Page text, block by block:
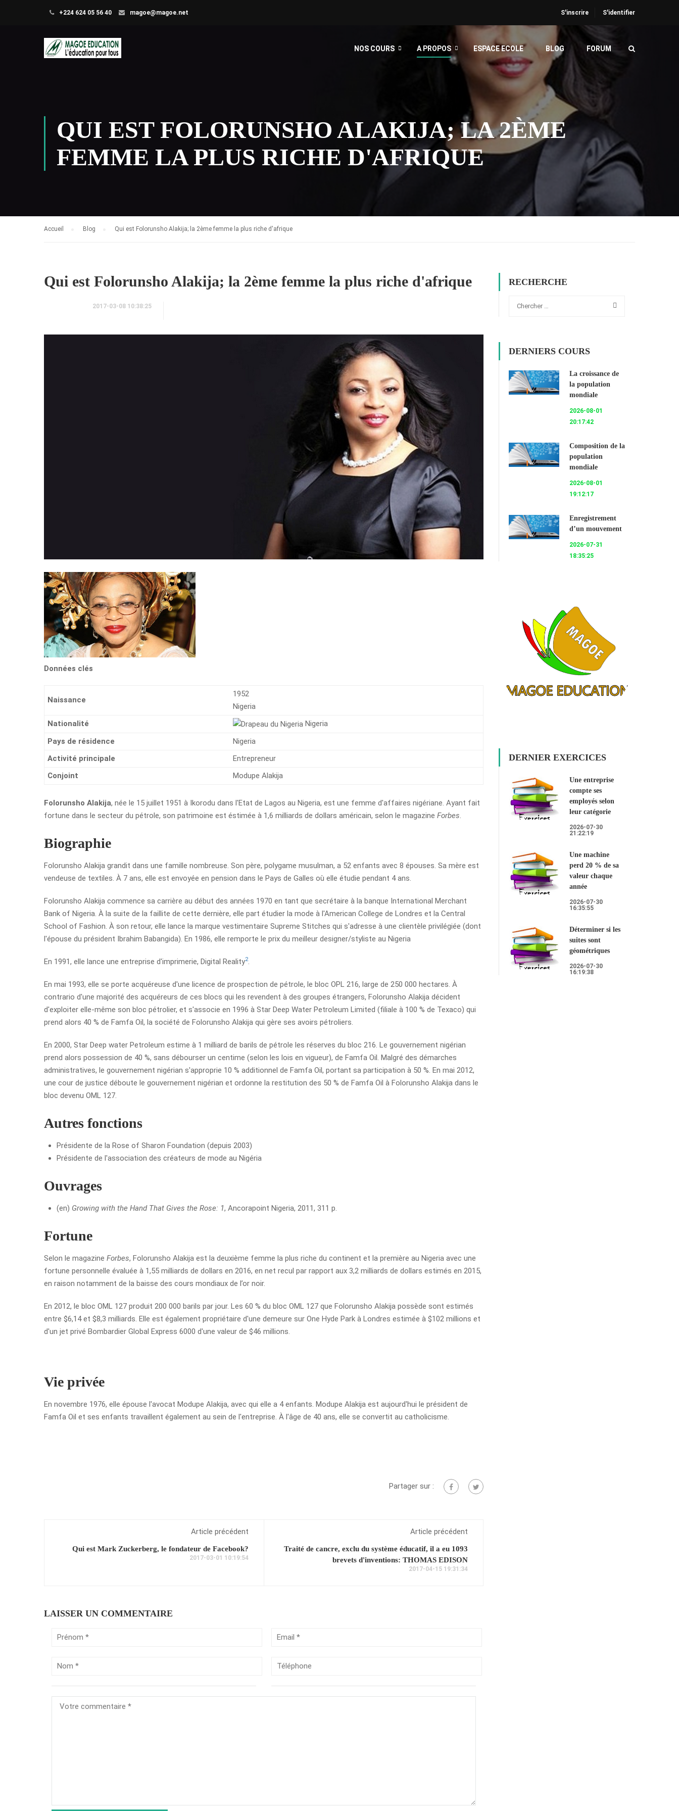
+224 624 05 56 40 magoe@magoe.net S'inscrire S'identifier
NOS COURS A PROPOS ESPACE ECOLE BLOG FORUM
QUI EST FOLORUNSHO ALAKIJA; LA 2ÈME
FEMME LA PLUS RICHE D'AFRIQUE
Accueil Blog Qui est Folorunsho Alakija; la 2ème femme la plus riche d'afrique
Qui est Folorunsho Alakija; la 2ème femme la plus riche d'afrique
2017-03-08 10:38:25
Données clés
Naissance
1952
Nigeria
Nationalité
Nigeria
Pays de résidence
Nigeria
Activité principale
Entrepreneur
Conjoint
Modupe Alakija
Folorunsho Alakija, née le 15 juillet 1951 à Ikorodu dans l'Etat de Lagos au Nigeria, est une femme d'affaires nigériane. Ayant fait
fortune dans le secteur du pétrole, son patrimoine est éstimée à 1,6 milliards de dollars américain, selon le magazine Forbes.
Biographie
Folorunsho Alakija grandit dans une famille nombreuse. Son père, polygame musulman, a 52 enfants avec 8 épouses. Sa mère est
vendeuse de textiles. À 7 ans, elle est envoyée en pension dans le Pays de Galles où elle étudie pendant 4 ans.
Folorunsho Alakija commence sa carrière au début des années 1970 en tant que secrétaire à la banque International Merchant
Bank of Nigeria. À la suite de la faillite de cette dernière, elle part étudier la mode à l'American College de Londres et la Central
School of Fashion. À son retour, elle lance la marque vestimentaire Supreme Stitches qui s'adresse à une clientèle privilégiée (dont
l'épouse du président Ibrahim Babangida). En 1986, elle remporte le prix du meilleur designer/styliste au Nigeria
En 1991, elle lance une entreprise d'imprimerie, Digital Reality2.
En mai 1993, elle se porte acquéreuse d'une licence de prospection de pétrole, le bloc OPL 216, large de 250 000 hectares. À
contrario d'une majorité des acquéreurs de ces blocs qui les revendent à des groupes étrangers, Folorunsho Alakija décident
d'exploiter elle-même son bloc pétrolier, et s'associe en 1996 à Star Deep Water Petroleum Limited (filiale à 100 % de Texaco) qui
prend alors 40 % de Famfa Oil, la société de Folorunsho Alakija qui gère ses avoirs pétroliers.
En 2000, Star Deep water Petroleum estime à 1 milliard de barils de pétrole les réserves du bloc 216. Le gouvernement nigérian
prend alors possession de 40 %, sans débourser un centime (selon les lois en vigueur), de Famfa Oil. Malgré des démarches
administratives, le gouvernement nigérian s'approprie 10 % additionnel de Famfa Oil, portant sa participation à 50 %. En mai 2012,
une cour de justice déboute le gouvernement nigérian et ordonne la restitution des 50 % de Famfa Oil à Folorunsho Alakija dans le
bloc devenu OML 127.
Autres fonctions
Présidente de la Rose of Sharon Foundation (depuis 2003)
Présidente de l'association des créateurs de mode au Nigéria
Ouvrages
(en) Growing with the Hand That Gives the Rose: 1, Ancorapoint Nigeria, 2011, 311 p.
Fortune
Selon le magazine Forbes, Folorunsho Alakija est la deuxième femme la plus riche du continent et la première au Nigeria avec une
fortune personnelle évaluée à 1,55 milliards de dollars en 2016, en net recul par rapport aux 3,2 milliards de dollars estimés en 2015,
en raison notamment de la baisse des cours mondiaux de l’or noir.
En 2012, le bloc OML 127 produit 200 000 barils par jour. Les 60 % du bloc OML 127 que Folorunsho Alakija possède sont estimés
entre $6,14 et $8,3 milliards. Elle est également propriétaire d'une demeure sur One Hyde Park à Londres estimée à $102 millions et
d'un jet privé Bombardier Global Express 6000 d'une valeur de $46 millions.
Vie privée
En novembre 1976, elle épouse l'avocat Modupe Alakija, avec qui elle a 4 enfants. Modupe Alakija est aujourd'hui le président de
Famfa Oil et ses enfants travaillent également au sein de l'entreprise. À l'âge de 40 ans, elle se convertit au catholicisme.
Partager sur :
Article précédent
Qui est Mark Zuckerberg, le fondateur de Facebook?
2017-03-01 10:19:54
Article précédent
Traité de cancre, exclu du système éducatif, il a eu 1093
brevets d'inventions: THOMAS EDISON
2017-04-15 19:31:34
LAISSER UN COMMENTAIRE
RECHERCHE
DERNIERS COURS
La croissance de
la population
mondiale
2026-08-01
20:17:42
Composition de la
population
mondiale
2026-08-01
19:12:17
Enregistrement
d’un mouvement
2026-07-31
18:35:25
DERNIER EXERCICES
Une entreprise
compte ses
employés selon
leur catégorie
2026-07-30
21:22:19
Une machine
perd 20 % de sa
valeur chaque
année
2026-07-30
16:35:55
Déterminer si les
suites sont
géométriques
2026-07-30
16:19:38